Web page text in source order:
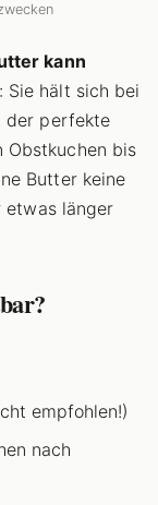
kann
Sie hält sich bei
der perfekte
Obstkuchen bis
Butter keine
etwas länger
empfohlen!)
nach